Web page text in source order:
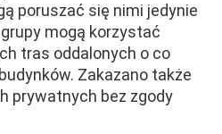
poruszać się nimi jedynie
mogą korzystać
tras oddalonych o co
Zakazano także
prywatnych bez zgody